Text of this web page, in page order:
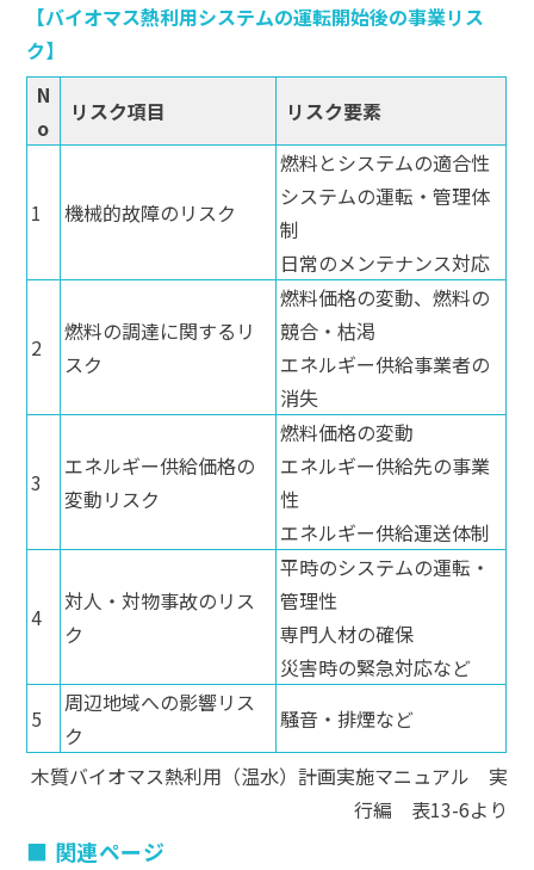
バイオマス熱利用システムの運転開始後の事業リス
ク
N
o
リスク項目 リスク要素
1 機械的故障のリスク
燃料とシステムの適合性
システムの運転・管理体
制
日常のメンテナンス対応
2
燃料の調達に関するリ
スク
燃料価格の変動、燃料の
競合・枯渇
エネルギー供給事業者の
消失
3
エネルギー供給価格の
変動リスク
燃料価格の変動
エネルギー供給先の事業
性
エネルギー供給運送体制
4
対人・対物事故のリス
ク
平時のシステムの運転・
管理性
専門人材の確保
災害時の緊急対応など
5
周辺地域への影響リス
ク
騒音・排煙など
木質バイオマス熱利用（温水）計画実施マニュアル 実
行編 表13-6より
関連ページ